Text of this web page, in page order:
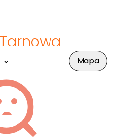
Tarnowa
Mapa